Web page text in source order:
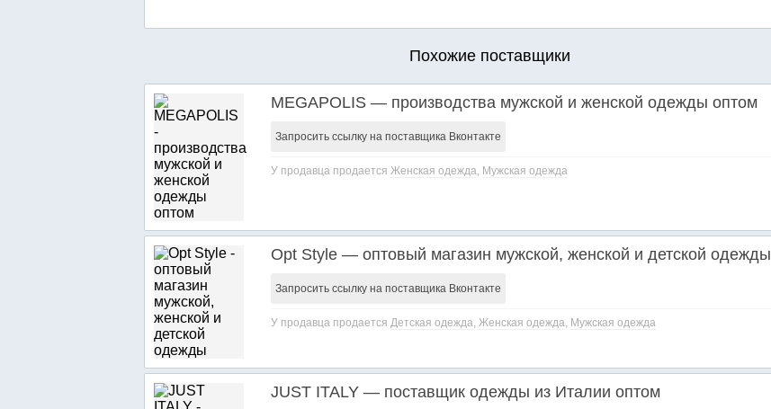
Похожие поставщики
MEGAPOLIS — производства мужской и женской одежды оптом
Запросить ссылку на поставщика Вконтакте
У продавца продается Женская одежда, Мужская одежда
Opt Style — оптовый магазин мужской, женской и детской одежды
Запросить ссылку на поставщика Вконтакте
У продавца продается Детская одежда, Женская одежда, Мужская одежда
JUST ITALY — поставщик одежды из Италии оптом